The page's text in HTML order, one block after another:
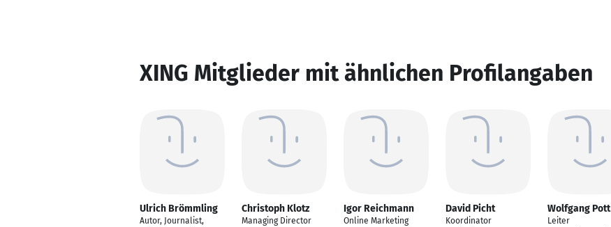
XING Mitglieder mit ähnlichen Profilangaben
Ulrich Brömmling
Autor, Journalist,
Christoph Klotz
Managing Director
Igor Reichmann
Online Marketing
David Picht
Koordinator
Wolfgang Pott
Leiter